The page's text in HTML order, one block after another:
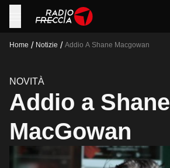
Home / Notizie / Addio A Shane Macgowan
NOVITÀ
Addio a Shane
MacGowan